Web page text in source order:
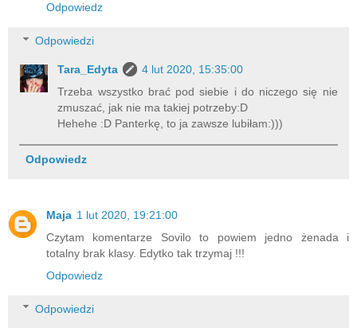
Odpowiedz
Odpowiedzi
Tara_Edyta
4 lut 2020, 15:35:00
Trzeba wszystko brać pod siebie i do niczego się nie
zmuszać, jak nie ma takiej potrzeby:D
Hehehe :D Panterkę, to ja zawsze lubiłam:)))
Odpowiedz
Maja 1 lut 2020, 19:21:00
Czytam komentarze Sovilo to powiem jedno żenada i
totalny brak klasy. Edytko tak trzymaj !!!
Odpowiedz
Odpowiedzi